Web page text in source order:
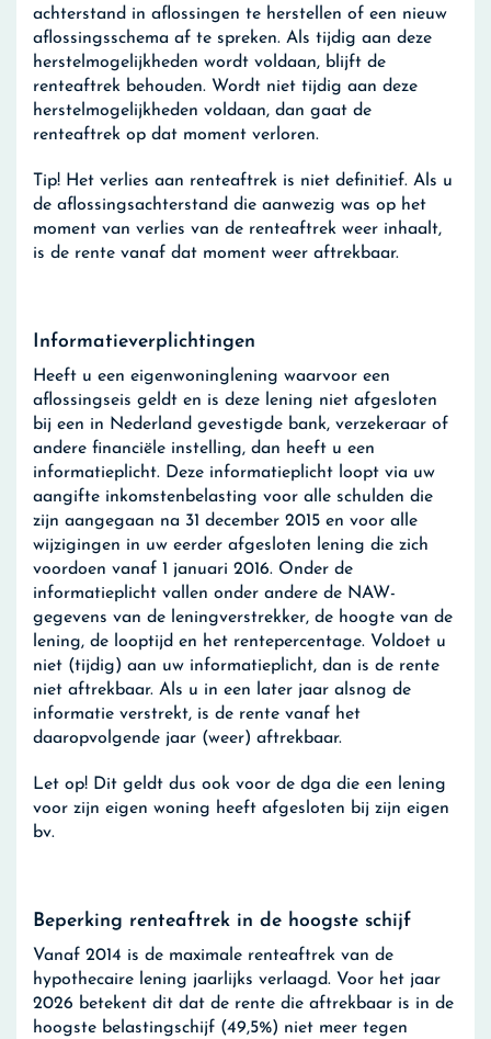
achterstand in aflossingen te herstellen of een nieuw
aflossingsschema af te spreken. Als tijdig aan deze
herstelmogelijkheden wordt voldaan, blijft de
renteaftrek behouden. Wordt niet tijdig aan deze
herstelmogelijkheden voldaan, dan gaat de
renteaftrek op dat moment verloren.
Tip! Het verlies aan renteaftrek is niet definitief. Als u
de aflossingsachterstand die aanwezig was op het
moment van verlies van de renteaftrek weer inhaalt,
is de rente vanaf dat moment weer aftrekbaar.
Informatieverplichtingen
Heeft u een eigenwoninglening waarvoor een
aflossingseis geldt en is deze lening niet afgesloten
bij een in Nederland gevestigde bank, verzekeraar of
andere financiële instelling, dan heeft u een
informatieplicht. Deze informatieplicht loopt via uw
aangifte inkomstenbelasting voor alle schulden die
zijn aangegaan na 31 december 2015 en voor alle
wijzigingen in uw eerder afgesloten lening die zich
voordoen vanaf 1 januari 2016. Onder de
informatieplicht vallen onder andere de NAW-
gegevens van de leningverstrekker, de hoogte van de
lening, de looptijd en het rentepercentage. Voldoet u
niet (tijdig) aan uw informatieplicht, dan is de rente
niet aftrekbaar. Als u in een later jaar alsnog de
informatie verstrekt, is de rente vanaf het
daaropvolgende jaar (weer) aftrekbaar.
Let op! Dit geldt dus ook voor de dga die een lening
voor zijn eigen woning heeft afgesloten bij zijn eigen
bv.
Beperking renteaftrek in de hoogste schijf
Vanaf 2014 is de maximale renteaftrek van de
hypothecaire lening jaarlijks verlaagd. Voor het jaar
2026 betekent dit dat de rente die aftrekbaar is in de
hoogste belastingschijf (49,5%) niet meer tegen